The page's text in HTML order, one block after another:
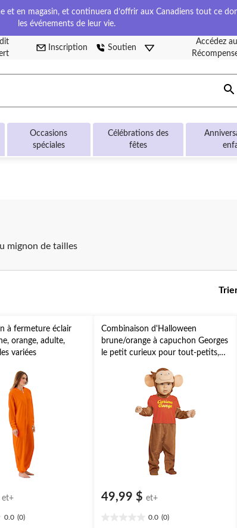
et en magasin, et continuera d’offrir aux Canadiens tout ce
les événements de leur vie.
Inscription Soutien
Accédez
Occasions
spéciales
Célébrations des
fêtes
mignon de tailles
à fermeture éclair
orange, adulte,
variées
et+
0.0 (0)
Combinaison d'Halloween
brune/orange à capuchon Georges
le petit curieux pour tout-petits,
49,99 $ et+
0.0 (0)